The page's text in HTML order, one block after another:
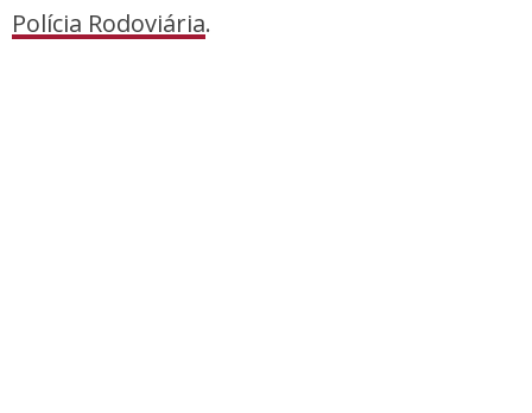
Polícia Rodoviária.